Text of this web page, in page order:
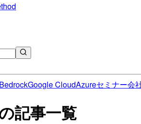
BedrockGoogle CloudAzureセミナー会
記事一覧